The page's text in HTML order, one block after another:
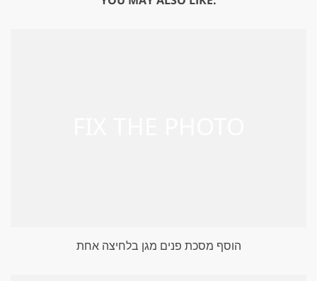
הוסף מסכת פנים מגן בלחיצה אחת